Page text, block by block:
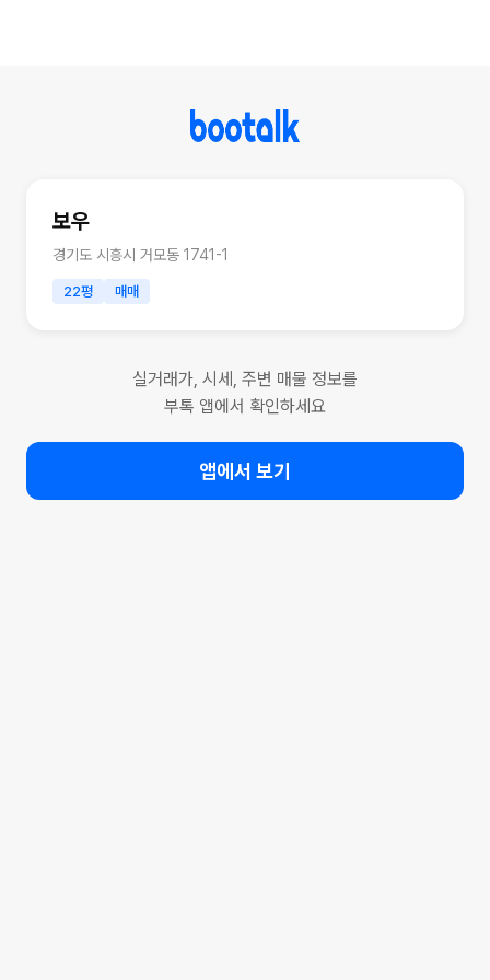
보우
경기도 시흥시 거모동 1741-1
22평 매매
실거래가, 시세, 주변 매물 정보를
부톡 앱에서 확인하세요
앱에서 보기